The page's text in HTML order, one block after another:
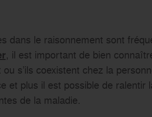
dans le raisonnement sont
, il est important de bien
s’ils coexistent chez la
et plus il est possible de ralentir
de la maladie.